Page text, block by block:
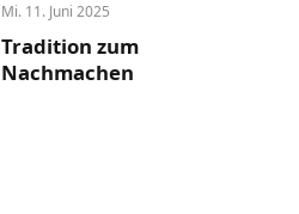
Mi. 11. Juni 2025
Tradition zum
Nachmachen